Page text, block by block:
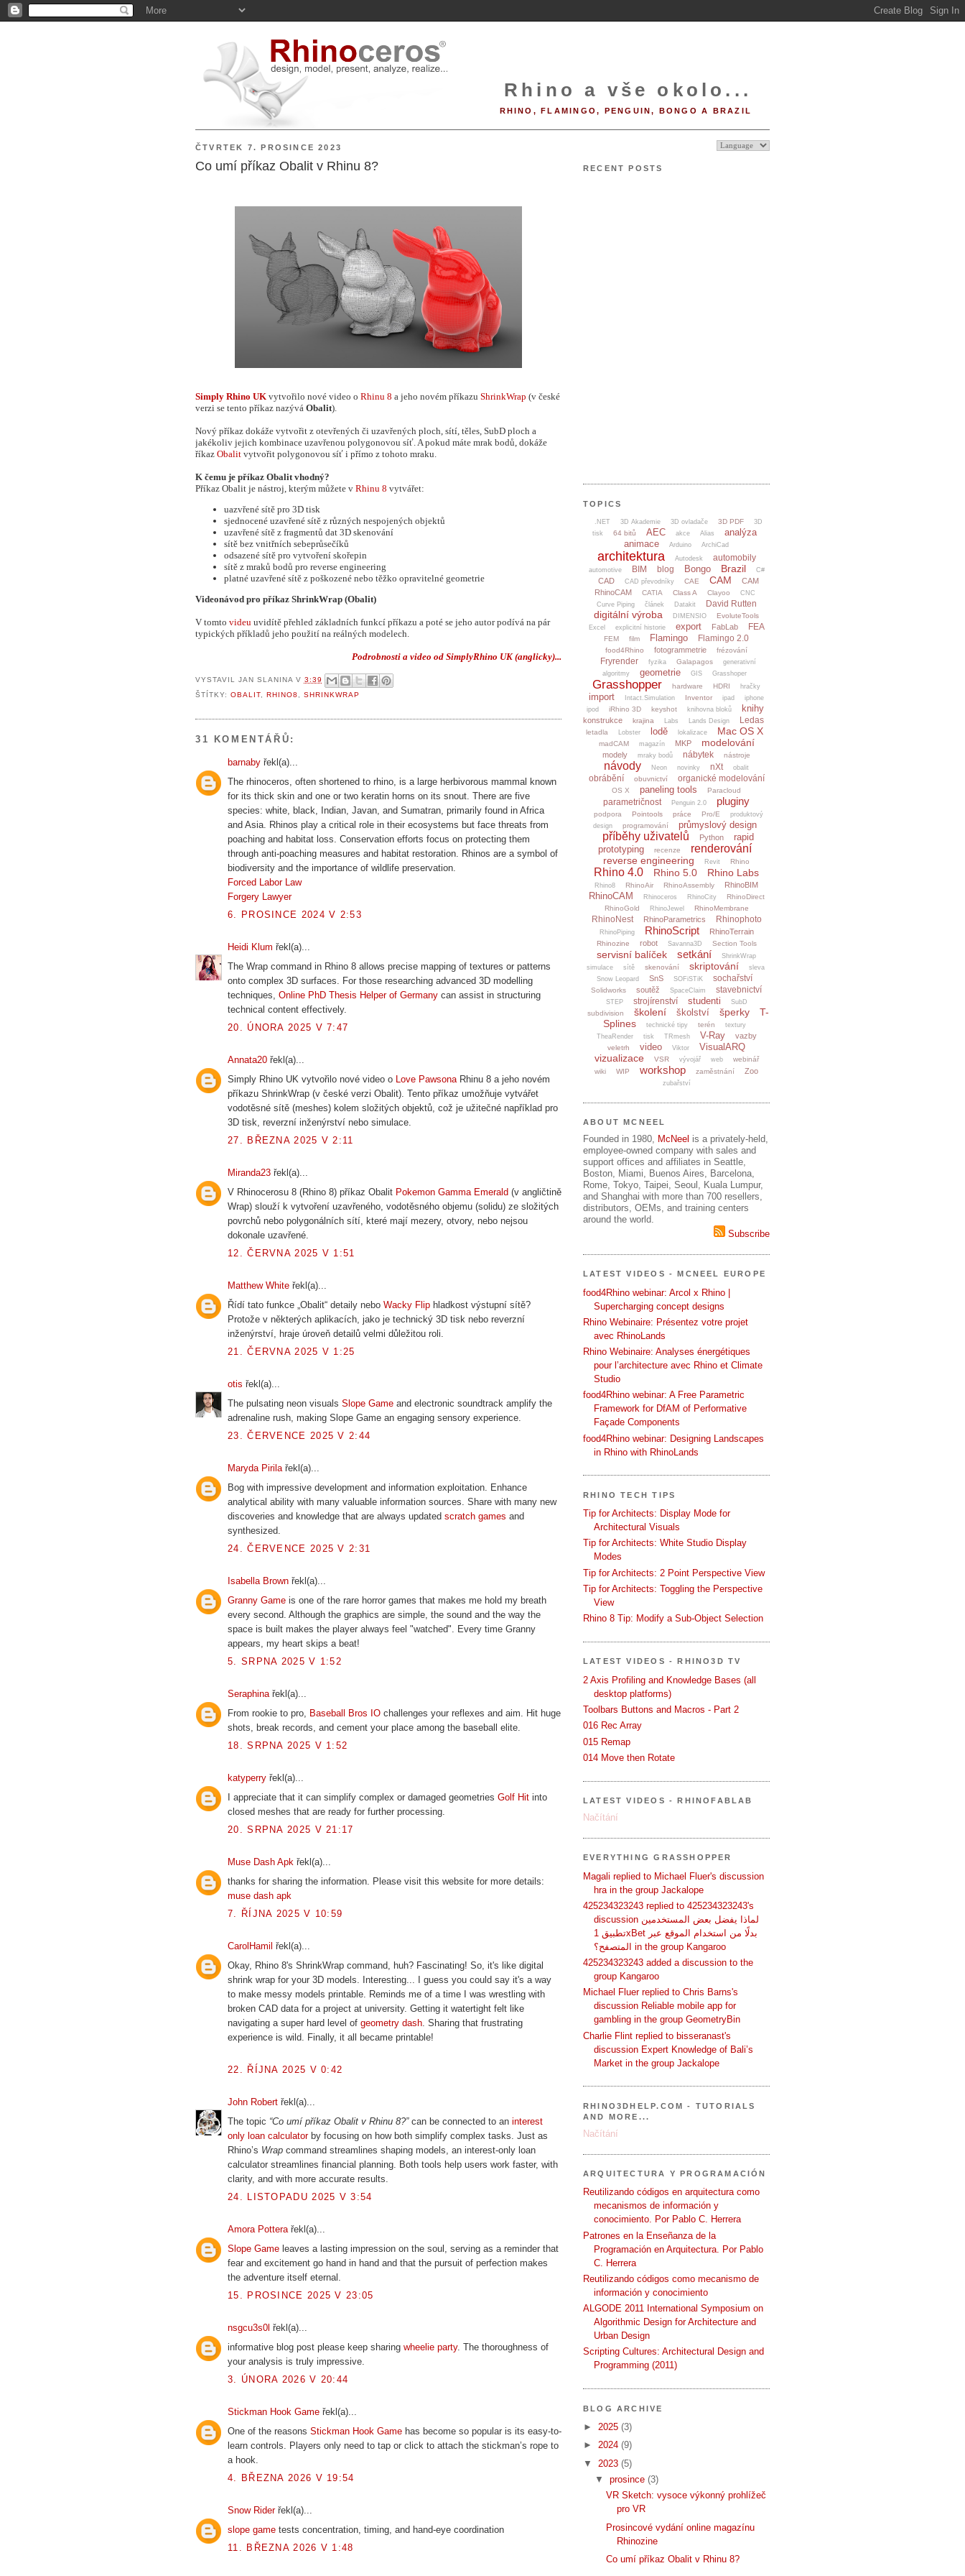
Rhino a vše okolo...
RHINO, FLAMINGO, PENGUIN, BONGO A BRAZIL
ČTVRTEK 7. PROSINCE 2023
Co umí příkaz Obalit v Rhinu 8?
Simply Rhino UK vytvořilo nové video o Rhinu 8 a jeho novém příkazu ShrinkWrap (v české
verzi se tento příkaz nazývá Obalit).
Nový příkaz dokáže vytvořit z otevřených či uzavřených ploch, sítí, těles, SubD ploch a
jakékoliv jejich kombinace uzavřenou polygonovou síť. A pokud máte mrak bodů, dokáže
říkaz Obalit vytvořit polygonovou síť i přímo z tohoto mraku.
K čemu je příkaz Obalit vhodný?
Příkaz Obalit je nástroj, kterým můžete v Rhinu 8 vytvářet:
uazvřené sítě pro 3D tisk
sjednocené uzavřené sítě z různých nespojených objektů
uzavřené sítě z fragmentů dat 3D skenování
sítě bez vnitřních sebeprůsečíků
odsazené sítě pro vytvoření skořepin
sítě z mraků bodů pro reverse engineering
platné uzavřené sítě z poškozené nebo těžko opravitelné geometrie
Videonávod pro příkaz ShrinkWrap (Obalit)
V tomto videu uvidítě přehled základních funkcí příkazu a poté se jeho autor podívá na pár
typických příkladů jeho použití na reálných modelech.
Podrobnosti a video od SimplyRhino UK (anglicky)...
VYSTAVIL JAN SLANINA V 3:39
ŠTÍTKY: OBALIT, RHINO8 SHRINKWRAP
31 KOMENTÁŘŮ:
barnaby řekl(a)...
The rhinoceros, often shortened to rhino, is a large herbivorous mammal known
for its thick skin and one or two keratin horns on its snout. There are five
species: white, black, Indian, Javan, and Sumatran, primarily found in Africa
and Asia. Rhinos play a critical role in their ecosystems but face threats from
poaching and habitat loss. Conservation efforts focus on protecting them
through anti-poaching measures and habitat restoration. Rhinos are a symbol of
biodiversity and the importance of wildlife preservation.
Forced Labor Law
Forgery Lawyer
6. PROSINCE 2024 V 2:53
Heidi Klum řekl(a)...
The Wrap command in Rhino 8 allows precise mapping of textures or patterns
onto complex 3D surfaces. For those researching advanced 3D modelling
techniques, Online PhD Thesis Helper of Germany can assist in structuring
technical content effectively.
20. ÚNORA 2025 V 7:47
Annata20 řekl(a)...
Simply Rhino UK vytvořilo nové video o
Love Pawsona Rhinu 8 a jeho novém
příkazu ShrinkWrap (v české verzi Obalit). Tento příkaz umožňuje vytvářet
vodotěsné sítě (meshes) kolem složitých objektů, což je užitečné například pro
3D tisk, reverzní inženýrství nebo simulace.
27. BŘEZNA 2025 V 2:11
Miranda23 řekl(a)...
V Rhinocerosu 8 (Rhino 8) příkaz Obalit Pokemon Gamma Emerald (v angličtině
Wrap) slouží k vytvoření uzavřeného, vodotěsného objemu (solidu) ze složitých
povrchů nebo polygonálních sítí, které mají mezery, otvory, nebo nejsou
dokonale uzavřené.
12. ČERVNA 2025 V 1:51
Matthew White řekl(a)...
Řídí tato funkce „Obalit“ detaily nebo Wacky Flip hladkost výstupní sítě?
Protože v některých aplikacích, jako je technický 3D tisk nebo reverzní
inženýrství, hraje úroveň detailů velmi důležitou roli.
21. ČERVNA 2025 V 1:25
otis řekl(a)...
The pulsating neon visuals Slope Game and electronic soundtrack amplify the
adrenaline rush, making Slope Game an engaging sensory experience.
23. ČERVENCE 2025 V 2:44
Maryda Pirilařekl(a)...
Bog with impressive development and information exploitation. Enhance
analytical ability with many valuable information sources. Share with many new
discoveries and knowledge that are always updated scratch games and
synthesized.
24. ČERVENCE 2025 V 2:31
Isabella Brown řekl(a)...
Granny Game is one of the rare horror games that makes me hold my breath
every second. Although the graphics are simple, the sound and the way the
space is built makes the player always feel "watched". Every time Granny
appears, my heart skips a beat!
5. SRPNA 2025 V 1:52
Seraphinařekl(a)...
From rookie to pro,
Baseball Bros IO challenges your reflexes and aim. Hit huge
shots, break records, and cement your place among the baseball elite.
18. SRPNA 2025 V 1:52
katyperry řekl(a)...
I appreciate that it can simplify complex or damaged geometries Golf Hit into
closed meshes that are ready for further processing.
20. SRPNA 2025 V 21:17
Muse Dash Apk řekl(a)...
thanks for sharing the information. Please visit this website for more details:
muse dash apk
7. ŘÍJNA 2025 V 10:59
CarolHamil řekl(a)...
Okay, Rhino 8's ShrinkWrap command, huh? Fascinating! So, it's like digital
shrink wrap for your 3D models. Interesting... I guess you could say it's a way
to make messy models printable. Reminds me of a time I was wrestling with
broken CAD data for a project at university. Getting it watertight felt like
navigating a super hard level of geometry dash . Sharing that frustrating
experience is wild. Finally, it all became printable!
22. ŘÍJNA 2025 V 0:42
John Robert řekl(a)...
The topic “Co umí příkaz Obalit v Rhinu 8?”can be connected to an interest
only loan calculatorby focusing on how both simplify complex tasks. Just as
Rhino’s Wrap command streamlines shaping models, an interest-only loan
calculator streamlines financial planning. Both tools help users work faster, with
clarity, and with more accurate results.
24. LISTOPADU 2025 V 3:54
Amora Potterařekl(a)...
Slope Game leaves a lasting impression on the soul, serving as a reminder that
fear and excitement go hand in hand and that the pursuit of perfection makes
the adventure itself eternal.
15. PROSINCE 2025 V 23:05
nsgcu3s0l řekl(a)...
informative blog post please keep sharing wheelie party. The thoroughness of
your analysis is truly impressive.
3. ÚNORA 2026 V 20:44
Stickman Hook Game řekl(a)...
One of the reasons Stickman Hook Game has become so popular is its easy-to-
learn controls. Players only need to tap or click to attach the stickman’s rope to
a hook.
4. BŘEZNA 2026 V 19:54
Snow Riderřekl(a)...
slope game tests concentration, timing, and hand-eye coordination
11. BŘEZNA 2026 V 1:48
RECENT POSTS
TOPICS
.NET 3D Akademie 3D ovladače 3D PDF
3D
tisk
64 bitů AEC akce Alias
analýza
animace
Arduino ArchiCad
architektura Autodesk automobily
automotive BIM blog Bongo Brazil C#
CAD CAD převodníky CAE CAM
CAM
RhinoCAM
CATIA Class A Clayoo
CNC
Curve Piping
článek Datakit David Rutten
digitální výroba DIMENSIO EvoluteTools
Excel explicitní historie export FabLab FEA
FEM film Flamingo Flamingo 2.0
food4Rhino fotogrammetrie frézování
Fryrender fyzika Galapagos
generativní
algoritmy
geometrie GIS Grasshoper
Grasshopper hardware HDRI hračky
import Intact.Simulation Inventor ipad
iphone
ipod
iRhino 3D keyshot knihovna bloků knihy
konstrukce krajina Labs Lands Design Ledas
letadla Lobster lodě lokalizace Mac OS X
madCAM magazín MKP modelování
modely mraky bodů nábytek nástroje
návody Neon novinky nXt obalit
obrábění obuvnictví organické modelování
OS X paneling tools Paracloud
parametričnost Penguin 2.0 pluginy
podpora Pointools práce Pro/E
produktový
design
programování průmyslový design
příběhy uživatelů Python
rapid
prototyping
recenze renderování
reverse engineering Revit Rhino
Rhino 4.0 Rhino 5.0 Rhino Labs
Rhino8 RhinoAir RhinoAssembly RhinoBIM
RhinoCAM Rhinoceros RhinoCity
RhinoDirect
RhinoGold
RhinoJewel RhinoMembrane
RhinoNest RhinoParametrics Rhinophoto
RhinoPiping RhinoScript RhinoTerrain
Rhinozine robot Savanna3D Section Tools
servisní balíček setkání
ShrinkWrap
simulace
sítě skenování skriptování
sleva
Snow Leopard
SnS SOFiSTiK sochařství
Solidworks soutěž SpaceClaim stavebnictví
STEP strojírenství studenti SubD
subdivision školení školství šperky
T-
Splines
technické tipy terén
textury
TheaRender
tisk TRmesh V-Ray vazby
veletrh video Viktor VisualARQ
vizualizace VSR vývojář web
webinář
wiki
WIP workshop zaměstnání Zoo
zubařství
ABOUT MCNEEL
Founded in 1980, McNeel is a privately-held,
employee-owned company with sales and
support offices and affiliates in Seattle,
Boston, Miami, Buenos Aires, Barcelona,
Rome, Tokyo, Taipei, Seoul, Kuala Lumpur,
and Shanghai with more than 700 resellers,
distributors, OEMs, and training centers
around the world.
Subscribe
LATEST VIDEOS - MCNEEL EUROPE
food4Rhino webinar: Arcol x Rhino |
Supercharging concept designs
Rhino Webinaire: Présentez votre projet
avec RhinoLands
Rhino Webinaire: Analyses énergétiques
pour l’architecture avec Rhino et Climate
Studio
food4Rhino webinar: A Free Parametric
Framework for DfAM of Performative
Façade Components
food4Rhino webinar: Designing Landscapes
in Rhino with RhinoLands
RHINO TECH TIPS
Tip for Architects: Display Mode for
Architectural Visuals
Tip for Architects: White Studio Display
Modes
Tip for Architects: 2 Point Perspective View
Tip for Architects: Toggling the Perspective
View
Rhino 8 Tip: Modify a Sub-Object Selection
LATEST VIDEOS - RHINO3D TV
2 Axis Profiling and Knowledge Bases (all
desktop platforms)
Toolbars Buttons and Macros - Part 2
016 Rec Array
015 Remap
014 Move then Rotate
LATEST VIDEOS - RHINOFABLAB
Načítání
EVERYTHING GRASSHOPPER
Magali replied to Michael Fluer's discussion
hra in the group Jackalope
425234323243 replied to 425234323243's
discussion لماذا يفضل بعض المستخدمين
تطبيق 1xBet بدلًا من استخدام الموقع عبر
المتصفح؟ in the group Kangaroo
425234323243 added a discussion to the
group Kangaroo
Michael Fluer replied to Chris Barns's
discussion Reliable mobile app for
gambling in the group GeometryBin
Charlie Flint replied to bisseranast's
discussion Expert Knowledge of Bali’s
Market in the group Jackalope
RHINO3DHELP.COM - TUTORIALS
AND MORE...
Načítání
ARQUITECTURA Y PROGRAMACIÓN
Reutilizando códigos en arquitectura como
mecanismos de información y
conocimiento. Por Pablo C. Herrera
Patrones en la Enseñanza de la
Programación en Arquitectura. Por Pablo
C. Herrera
Reutilizando códigos como mecanismo de
información y conocimiento
ALGODE 2011 International Symposium on
Algorithmic Design for Architecture and
Urban Design
Scripting Cultures: Architectural Design and
Programming (2011)
BLOG ARCHIVE
► 2025 (3)
► 2024 (9)
▼ 2023 (5)
▼ prosince (3)
VR Sketch: vysoce výkonný prohlížeč
pro VR
Prosincové vydání online magazínu
Rhinozine
Co umí příkaz Obalit v Rhinu 8?